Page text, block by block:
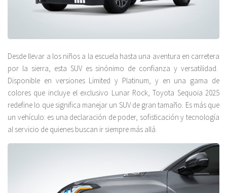
Desde llevar a los niños a la escuela hasta una aventura en carretera
por la sierra, esta SUV es sinónimo de confianza y versatilidad.
Disponible en versiones Limited y Platinum, y en una gama de
colores que incluye el exclusivo Lunar Rock, Toyota Sequoia 2025
redefine lo que significa manejar un SUV de gran tamaño. Es más que
un vehículo: es una declaración de poder, sofisticación y tecnología
al servicio de quienes buscan ir siempre más allá.